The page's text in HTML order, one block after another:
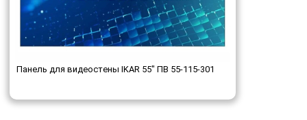
Панель для видеостены IKAR 55" ПВ 55-115-301